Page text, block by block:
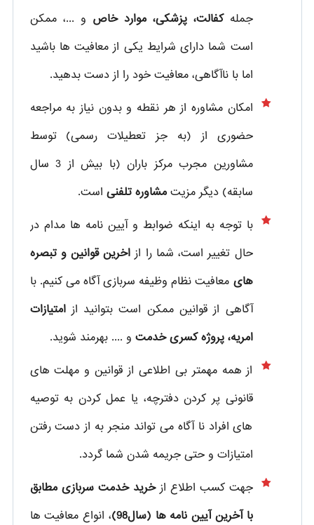
جملهکفالت، پزشکی، موارد خاص و ...، ممکن
است شما دارای شرایط یکی از معافیت ها باشید
اما با ناآگاهی، معافیت خود را از دست بدهید.
امکان مشاوره از هر نقطه و بدون نیاز به مراجعه
حضوری از
(به جز تعطیلات رسمی) توسط
مشاورین مجرب مرکز باران (با بیش از 3 سال
سابقه) دیگر مزیتمشاوره تلفنی است.
با توجه به اینکه ضوابط و آیین نامه ها مدام در
حال تغییر است، شما را از اخرین قوانین و تبصره
های معافیت نظام وظیفه سربازی آگاه می کنیم. با
آگاهی از قوانین ممکن است بتوانید از امتیازات
امریه، پروژه کسری خدمت و .... بهرمند شوید.
از همه مهمتر بی اطلاعی از قوانین و مهلت های
قانونی پر کردن دفترچه، یا عمل کردن به توصیه
های افراد نا آگاه می تواند منجر به از دست رفتن
امتیازات و حتی جریمه شدن شما گردد.
جهت کسب اطلاع از خرید خدمت سربازی مطابق
با آخرین آیین نامه ها (سال98)
، انواع معافیت ها